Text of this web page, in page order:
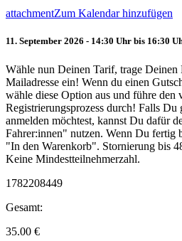
attachmentZum Kalendar hinzufügen
11. September 2026 - 14:30 Uhr bis 16:30
Wähle nun Deinen Tarif, trage Deinen
Mailadresse ein! Wenn du einen
wähle diese Option aus und führe den
Registrierungsprozess durch! Falls Du
anmelden möchtest, kannst Du dafür
Fahrer:innen" nutzen. Wenn Du fertig
"In den Warenkorb". Stornierung bis
Keine Mindestteilnehmerzahl.
1782208449
Gesamt:
35.00 €